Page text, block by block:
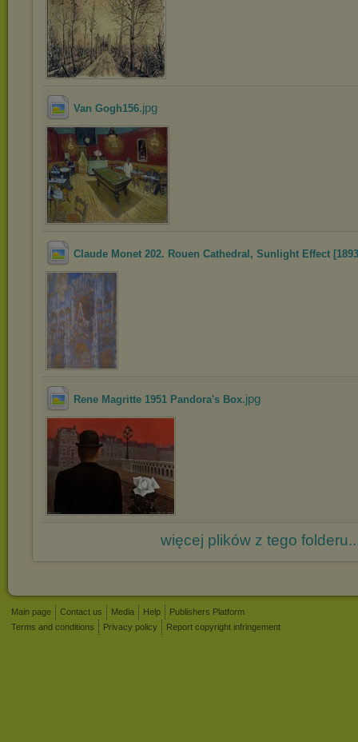
Van Gogh156.jpg
Claude Monet 202. Rouen Cathedral, Sunlight Effect
Rene Magritte 1951 Pandora's Box.jpg
więcej plików z tego
Main page Contact us Media Help
Publishers Platform
Terms and conditions
Privacy policy Report copyright infringement